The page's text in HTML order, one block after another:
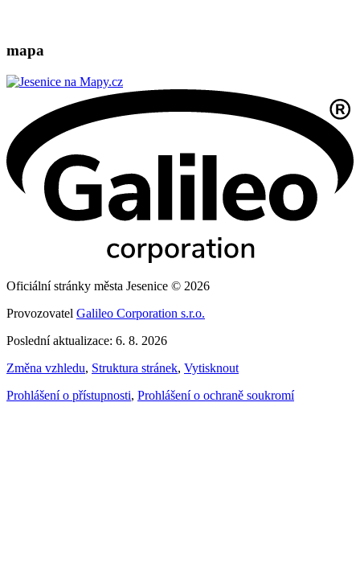
mapa
Oficiální stránky města Jesenice © 2026
Provozovatel Galileo Corporation s.r.o.
Poslední aktualizace: 6. 8. 2026
Změna vzhledu, Struktura stránek, Vytisknout
Prohlášení o přístupnosti, Prohlášení o ochraně soukromí